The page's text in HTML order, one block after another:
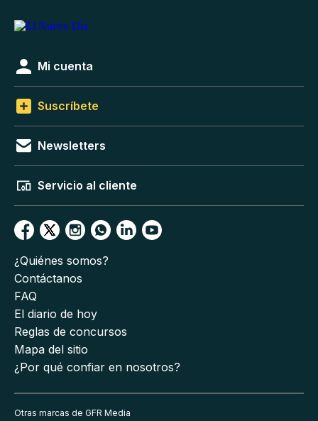
Mi cuenta
Suscríbete
Newsletters
Servicio al cliente
¿Quiénes somos?
Contáctanos
FAQ
El diario de hoy
Reglas de concursos
Mapa del sitio
¿Por qué confiar en nosotros?
Otras marcas de GFR Media